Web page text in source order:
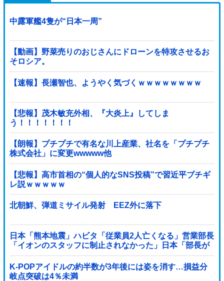
中露軍艦4隻が“日本一周”
【動画】野菜売りのおじさんにドローンを特攻させるお
そロシア。
【速報】長瀬智也、ようやく気づくｗｗｗｗｗｗｗｗ
【悲報】茂木敏充外相、『大炎上』してしま
う！！！！！！！
【朗報】プチプチで有名な川上産業、社名を「プチプチ
株式会社」に変更wwwww他
【悲報】高市首相の“個人的なSNS投稿”で習近平ブチギ
レ説ｗｗｗｗｗ
北朝鮮、弾道ミサイル発射 EEZ外に落下
日本「熊本地震」ハビタ「従業員2人亡くなる」営業部長
「イオンのスタッフに制止されなかった」日本「部長が
連絡後の店員行動を証言（謎」イオン「再入館可能の事
実ない」→
K-POPアイドルの約半数が3年後には姿を消す…損益分
岐点突破は4％未満